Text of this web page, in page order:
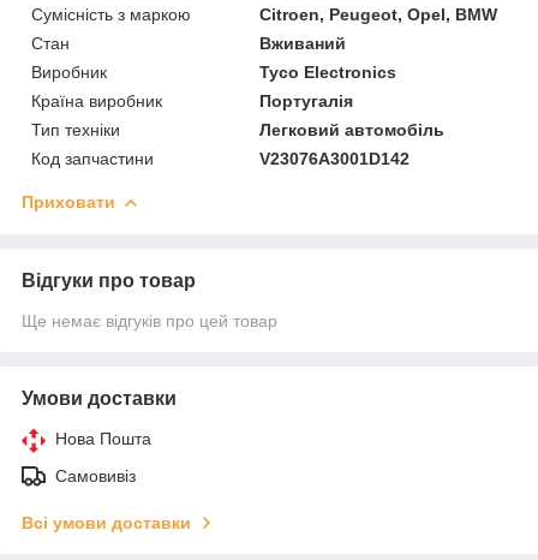
Сумісність з маркою
Citroen, Peugeot, Opel, BMW
Стан
Вживаний
Виробник
Tyco Electronics
Країна виробник
Португалія
Тип техніки
Легковий автомобіль
Код запчастини
V23076A3001D142
Приховати
Відгуки про товар
Ще немає відгуків про цей товар
Умови доставки
Нова Пошта
Самовивіз
Всі умови доставки